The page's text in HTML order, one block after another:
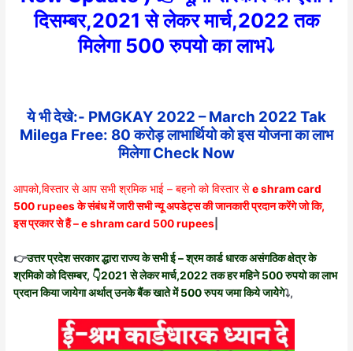
दिसम्बर,2021 से लेकर मार्च,2022 तक
मिलेगा 500 रुपयो का लाभ⤵️
ये भी देखे:- PMGKAY 2022 – March 2022 Tak
Milega Free: 80 करोड़ लाभार्थियो को इस योजना का लाभ
मिलेगा Check Now
आपको,विस्तार से आप सभी श्रमिक भाई – बहनो को विस्तार सेe shram card
500 rupeesके संबंध में जारी सभी न्यू अपडेट्स की जानकारी प्रदान करेंगे जो कि,
इस प्रकार से हैं – e shram card 500 rupees
👉उत्तर प्रदेश सरकार द्धारा राज्य के सभी ई – श्रम कार्ड धारक असंगठिक क्षेत्र के
श्रमिको को दिसम्बर, 👇2021 से लेकर मार्च,2022 तक हर महिने 500 रुपयो का लाभ
प्रदान किया जायेगा अर्थात् उनके बैंक खाते में 500 रुपय जमा किये जायेेगे⤵️,